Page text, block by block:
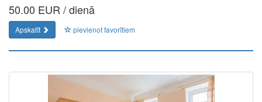
50.00 EUR / dienā
Apskatīt pievienot favorītiem